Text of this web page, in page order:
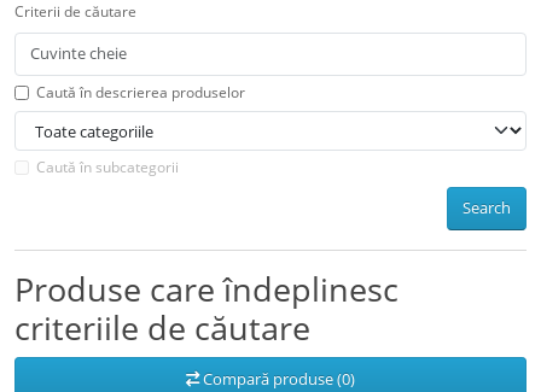
Criterii de căutare
Caută în descrierea produselor
Caută în subcategorii
Search
Produse care îndeplinesc
criteriile de căutare
Compară produse (0)